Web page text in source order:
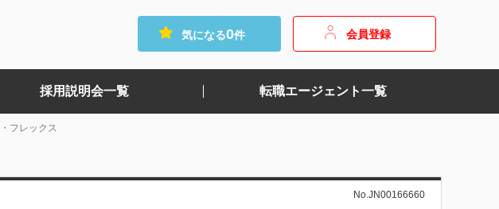
気になる0件 会員登録
採用説明会一覧 転職エージェント一覧
フレックス
No.JN00166660